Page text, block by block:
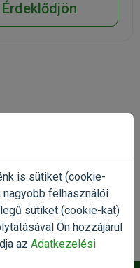
Érdeklődjön
vízpumpa
mennyiségét és a
és üzemelése
Fontos, hogy kerülje a
kattintással
is sütiket (cookie-
felhasználói
sütiket (cookie-kat)
Ön hozzájárul
az Adatkezelési